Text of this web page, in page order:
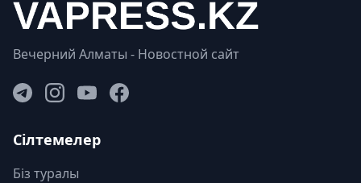
Вечерний Алматы - Новостной сайт
Сілтемелер
Біз туралы